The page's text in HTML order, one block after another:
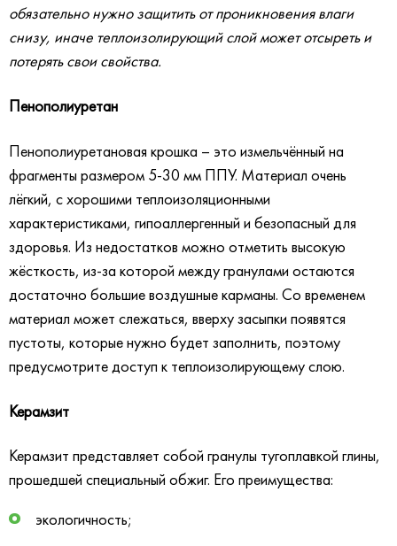
обязательно нужно защитить от проникновения влаги
снизу, иначе теплоизолирующий слой может отсыреть и
потерять свои свойства.
Пенополиуретан
Пенополиуретановая крошка – это измельчённый на
фрагменты размером 5-30 мм ППУ. Материал очень
лёгкий, с хорошими теплоизоляционными
характеристиками, гипоаллергенный и безопасный для
здоровья. Из недостатков можно отметить высокую
жёсткость, из-за которой между гранулами остаются
достаточно большие воздушные карманы. Со временем
материал может слежаться, вверху засыпки появятся
пустоты, которые нужно будет заполнить, поэтому
предусмотрите доступ к теплоизолирующему слою.
Керамзит
Керамзит представляет собой гранулы тугоплавкой глины,
прошедшей специальный обжиг. Его преимущества:
экологичность;